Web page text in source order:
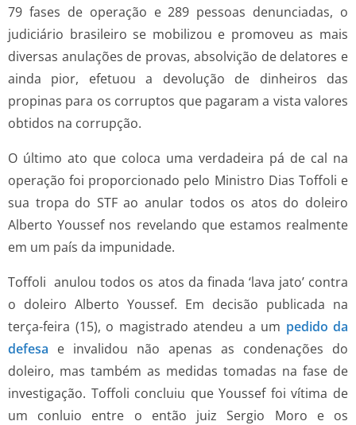
79 fases de operação e 289 pessoas denunciadas, o
judiciário brasileiro se mobilizou e promoveu as mais
diversas anulações de provas, absolvição de delatores e
ainda pior, efetuou a devolução de dinheiros das
propinas para os corruptos que pagaram a vista valores
obtidos na corrupção.
O último ato que coloca uma verdadeira pá de cal na
operação foi proporcionado pelo Ministro Dias Toffoli e
sua tropa do STF ao anular todos os atos do doleiro
Alberto Youssef nos revelando que estamos realmente
em um país da impunidade.
Toffoli anulou todos os atos da finada ‘lava jato’ contra
o doleiro Alberto Youssef. Em decisão publicada na
terça-feira (15), o magistrado atendeu a um pedido da
defesa e invalidou não apenas as condenações do
doleiro, mas também as medidas tomadas na fase de
investigação. Toffoli concluiu que Youssef foi vítima de
um conluio entre o então juiz Sergio Moro e os